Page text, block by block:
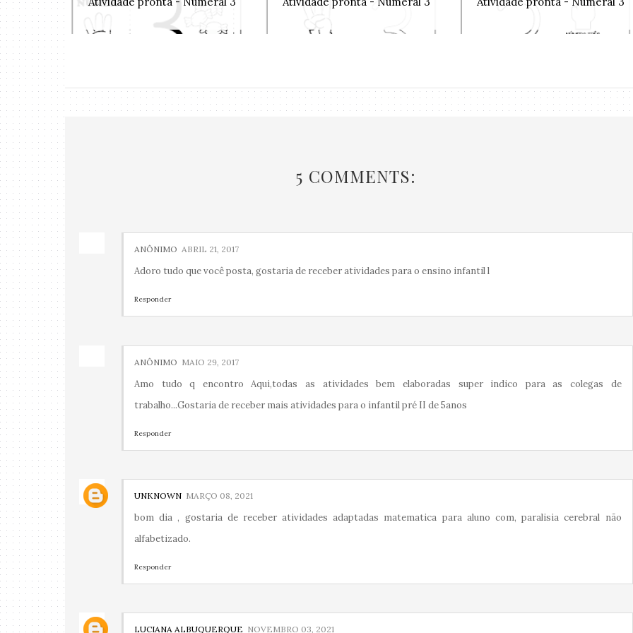
5 COMMENTS:
ANÔNIMO ABRIL 21, 2017
Adoro tudo que você posta, gostaria de receber atividades para o ensino infantil l
Responder
ANÔNIMO MAIO 29, 2017
Amo tudo q encontro Aqui,todas as atividades bem elaboradas super indico para as colegas de
trabalho...Gostaria de receber mais atividades para o infantil pré II de 5anos
Responder
UNKNOWN MARÇO 08, 2021
bom dia , gostaria de receber atividades adaptadas matematica para aluno com, paralisia cerebral não
alfabetizado.
Responder
LUCIANA ALBUQUERQUE NOVEMBRO 03, 2021